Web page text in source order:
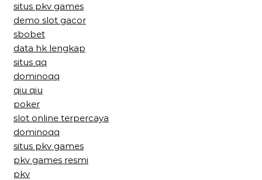
situs pkv games
demo slot gacor
sbobet
data hk lengkap
situs qq
dominoqq
qiu qiu
poker
slot online terpercaya
dominoqq
situs pkv games
pkv games resmi
pkv